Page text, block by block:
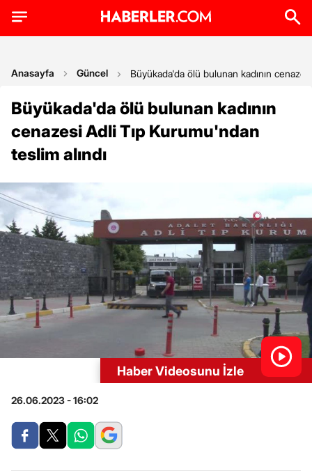
Anasayfa Güncel Büyükada'da ölü bulunan kadının
Büyükada'da ölü bulunan kadının
cenazesi Adli Tıp Kurumu'ndan
teslim alındı
Haber Videosunu İzle
26.06.2023 - 16:02